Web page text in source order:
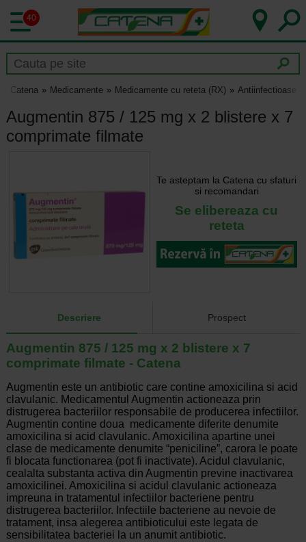
40
Catena Medicamente Medicamente cu reteta (RX) Antiinfectioase
Augmentin 875 / 125 mg x 2 blistere x 7
comprimate filmate
Te asteptam la Catena cu sfaturi
si recomandari
Se elibereaza cu
reteta
Descriere Prospect
Augmentin 875 / 125 mg x 2 blistere x 7
comprimate filmate - Catena
Augmentin este un antibiotic care contine amoxicilina si acid
clavulanic. Medicamentul Augmentin actioneaza prin
distrugerea bacteriilor responsabile de producerea infectiilor.
Augmentin contine doua medicamente diferite denumite
amoxicilina si acid clavulanic. Amoxicilina apartine unei
clase de medicamente denumite “peniciline”, carora le poate
fi blocata functionarea (pot fi inactivate). Acidul clavulanic,
cealalta substanta activa din Augmentin previne inactivarea
amoxicilinei. Amoxicilina si acidul clavulanic actioneaza
impreuna in tratamentul infectiilor bacteriene pentru
distrugerea bacteriilor. Infectiile bacteriene au nevoie de
tratament, insa alegerea antibioticului este legata de
sensibilitatea bacteriei la un anumit antibiotic.